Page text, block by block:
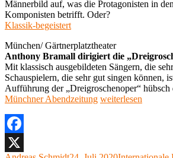
Männerbild auf, was die Protagonisten in
Komponisten betrifft. Oder?
Klassik-begeistert
München/ Gärtnerplatztheater
Anthony Bramall dirigiert die
Mit klassisch ausgebildeten Sängern, die
Schauspielern, die sehr gut singen können,
Aufführung der „Dreigroschenoper“ hübsch
Münchner Abendzeitung „Die
JULI
weiterlesen
Facebook